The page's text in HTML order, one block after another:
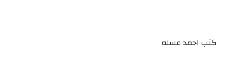
كتب احمد عسله